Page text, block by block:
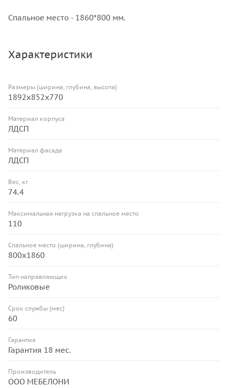
Спальное место - 1860*800 мм.
Характеристики
Размеры (ширина, глубина, высота)
1892x852x770
Материал корпуса
ЛДСП
Материал фасада
ЛДСП
Вес, кг
74.4
Максимальная нагрузка на спальное место
110
Спальное место (ширина, глубина)
800x1860
Тип направляющих
Роликовые
Срок службы (мес)
60
Гарантия
Гарантия 18 мес.
Производитель
ООО МЕБЕЛОНИ